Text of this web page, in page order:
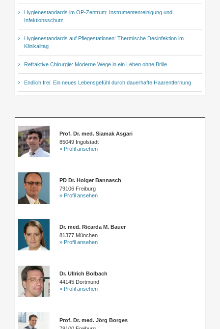
Hygienestandards im OP-Zentrum: Instrumentenreinigung und
Infektionsschutz
Hygienestandards auf Pflegestationen: Thermische Desinfektion im
Klinikalltag
Refraktive Chirurgie: Moderne Wege in ein Leben ohne Brille
Endlich frei: Ein neues Lebensgefühl durch dauerhafte Haarentfernung
Prof. Dr. med. Siamak Asgari
85049 Ingolstadt
» Profil ansehen
PD Dr. Holger Bannasch
79106 Freiburg
» Profil ansehen
Dr. med. Ricarda M. Bauer
81377 München
» Profil ansehen
Dr. Ullrich Bolbach
44145 Dortmund
» Profil ansehen
Prof. Dr. med. Jörg Borges